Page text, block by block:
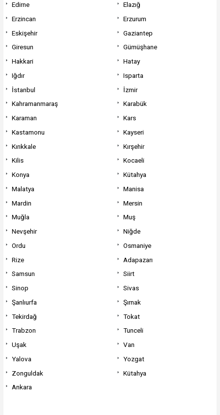
Edirne
Elazığ
Erzincan
Erzurum
Eskişehir
Gaziantep
Giresun
Gümüşhane
Hakkari
Hatay
Iğdır
Isparta
İstanbul
İzmir
Kahramanmaraş
Karabük
Karaman
Kars
Kastamonu
Kayseri
Kırıkkale
Kırşehir
Kilis
Kocaeli
Konya
Kütahya
Malatya
Manisa
Mardin
Mersin
Muğla
Muş
Nevşehir
Niğde
Ordu
Osmaniye
Rize
Adapazarı
Samsun
Siirt
Sinop
Sivas
Şanlıurfa
Şırnak
Tekirdağ
Tokat
Trabzon
Tunceli
Uşak
Van
Yalova
Yozgat
Zonguldak
Kütahya
Ankara